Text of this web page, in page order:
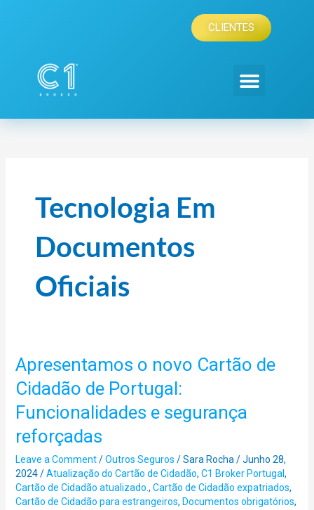
CLIENTES
Tecnologia Em
Documentos
Oficiais
Apresentamos o novo Cartão de
Cidadão de Portugal:
Funcionalidades e segurança
reforçadas
Leave a Comment /Outros Seguros /Sara Rocha /Junho 28,
2024/Atualização do Cartão de Cidadão, C1 Broker Portugal,
Cartão de Cidadão atualizado. , Cartão de Cidadão expatriados,
Cartão de Cidadão para estrangeiros, Documentos obrigatórios,
Apresentamos
novo
Cartão
de
de
Portugal:
Funcionalidades